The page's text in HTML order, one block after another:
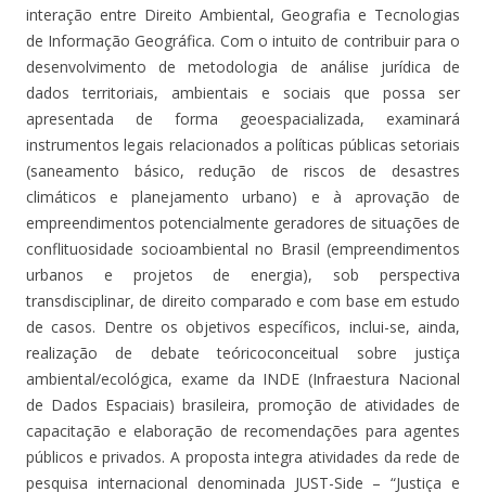
interação entre Direito Ambiental, Geografia e Tecnologias
de Informação Geográfica. Com o intuito de contribuir para o
desenvolvimento de metodologia de análise jurídica de
dados territoriais, ambientais e sociais que possa ser
apresentada de forma geoespacializada, examinará
instrumentos legais relacionados a políticas públicas setoriais
(saneamento básico, redução de riscos de desastres
climáticos e planejamento urbano) e à aprovação de
empreendimentos potencialmente geradores de situações de
conflituosidade socioambiental no Brasil (empreendimentos
urbanos e projetos de energia), sob perspectiva
transdisciplinar, de direito comparado e com base em estudo
de casos. Dentre os objetivos específicos, inclui-se, ainda,
realização de debate teóricoconceitual sobre justiça
ambiental/ecológica, exame da INDE (Infraestura Nacional
de Dados Espaciais) brasileira, promoção de atividades de
capacitação e elaboração de recomendações para agentes
públicos e privados. A proposta integra atividades da rede de
pesquisa internacional denominada JUST-Side – “Justiça e